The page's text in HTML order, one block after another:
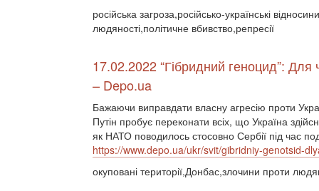
російська загроза,російсько-українські
людяності,політичне вбивство,репресії
17.02.2022 “Гібридний геноцид”: Для
– Depo.ua
Бажаючи виправдати власну агресію проти
Путін пробує переконати всіх, що Україна
як НАТО поводилось стосовно Сербії під час
https://www.depo.ua/ukr/svit/gibridniy-genotsid-
окуповані території,Донбас,злочини проти